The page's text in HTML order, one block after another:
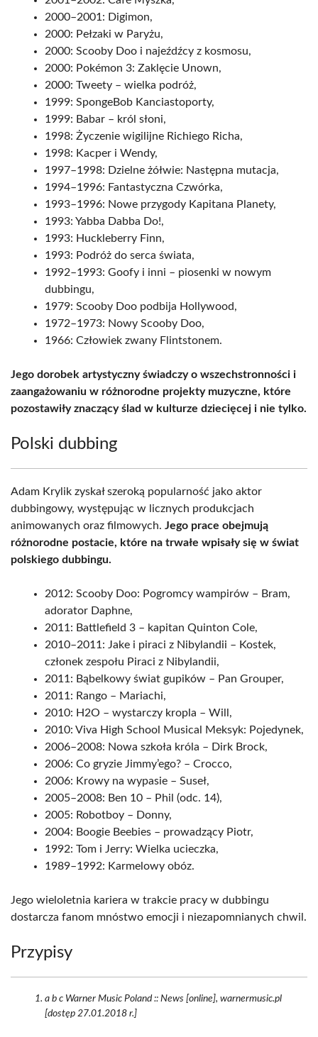
2000–2001: Digimon,
2000: Pełzaki w Paryżu,
2000: Scooby Doo i najeźdźcy z kosmosu,
2000: Pokémon 3: Zaklęcie Unown,
2000: Tweety – wielka podróż,
1999: SpongeBob Kanciastoporty,
1999: Babar – król słoni,
1998: Życzenie wigilijne Richiego Richa,
1998: Kacper i Wendy,
1997–1998: Dzielne żółwie: Następna mutacja,
1994–1996: Fantastyczna Czwórka,
1993–1996: Nowe przygody Kapitana Planety,
1993: Yabba Dabba Do!,
1993: Huckleberry Finn,
1993: Podróż do serca świata,
1992–1993: Goofy i inni – piosenki w nowym
dubbingu,
1979: Scooby Doo podbija Hollywood,
1972–1973: Nowy Scooby Doo,
1966: Człowiek zwany Flintstonem.
Jego dorobek artystyczny świadczy o wszechstronności i
zaangażowaniu w różnorodne projekty muzyczne, które
pozostawiły znaczący ślad w kulturze dziecięcej i nie tylko.
Polski dubbing
Adam Krylik zyskał szeroką popularność jako aktor
dubbingowy, występując w licznych produkcjach
animowanych oraz filmowych. Jego prace obejmują
różnorodne postacie, które na trwałe wpisały się w świat
polskiego dubbingu.
2012: Scooby Doo: Pogromcy wampirów – Bram,
adorator Daphne,
2011: Battlefield 3 – kapitan Quinton Cole,
2010–2011: Jake i piraci z Nibylandii – Kostek,
członek zespołu Piraci z Nibylandii,
2011: Bąbelkowy świat gupików – Pan Grouper,
2011: Rango – Mariachi,
2010: H2O – wystarczy kropla – Will,
2010: Viva High School Musical Meksyk: Pojedynek,
2006–2008: Nowa szkoła króla – Dirk Brock,
2006: Co gryzie Jimmy’ego? – Crocco,
2006: Krowy na wypasie – Suseł,
2005–2008: Ben 10 – Phil (odc. 14),
2005: Robotboy – Donny,
2004: Boogie Beebies – prowadzący Piotr,
1992: Tom i Jerry: Wielka ucieczka,
1989–1992: Karmelowy obóz.
Jego wieloletnia kariera w trakcie pracy w dubbingu
dostarcza fanom mnóstwo emocji i niezapomnianych chwil.
Przypisy
a b c Warner Music Poland :: News [online], warnermusic.pl
[dostęp 27.01.2018 r.]